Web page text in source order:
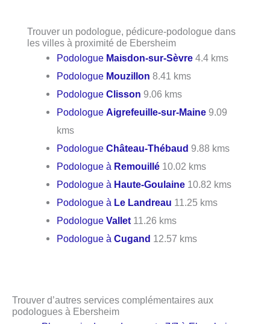
Trouver un podologue, pédicure-podologue dans
les villes à proximité de Ebersheim
Podologue Maisdon-sur-Sèvre 4.4 kms
Podologue Mouzillon 8.41 kms
PodologueClisson 9.06 kms
PodologueAigrefeuille-sur-Maine 9.09
kms
PodologueChâteau-Thébaud 9.88 kms
Podologue à Remouillé 10.02 kms
Podologue à Haute-Goulaine 10.82 kms
Podologue à Le Landreau 11.25 kms
PodologueVallet 11.26 kms
Podologue àCugand 12.57 kms
Trouver d’autres services complémentaires aux
podologues à Ebersheim